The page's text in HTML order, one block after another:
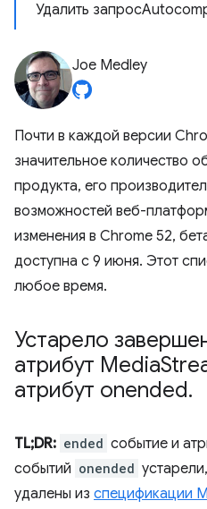
Удалить
Joe Medley
Почти в каждой версии
значительное количество
продукта, его
возможностей веб-
изменения в Chrome 52,
доступна с 9 июня. Этот
любое время.
Устарело
атрибут Media
атрибут onended.
TL;DR: ended событие и
событий onended
удалены из спецификации